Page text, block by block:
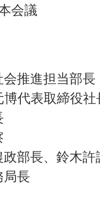
会議
推進担当部長
代表取締役社
部長、鈴木
局長